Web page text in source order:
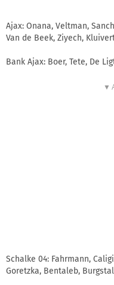
Ajax: Onana, Veltman,
Van de Beek, Ziyech,
Bank Ajax: Boer, Tete, De
▼
Schalke 04: Fahrmann,
Goretzka, Bentaleb,